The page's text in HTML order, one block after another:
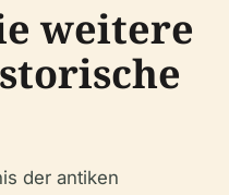
weitere
der antiken